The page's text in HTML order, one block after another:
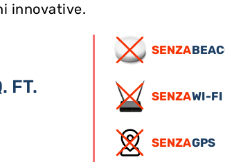
innovative.
FT.
SENZA
SENZAWI-FI
SENZAGPS